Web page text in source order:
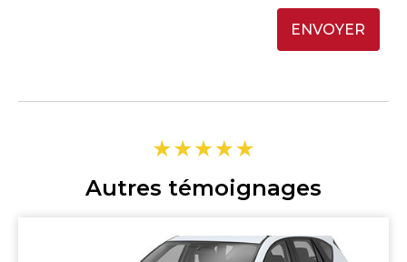
ENVOYER
Autres témoignages